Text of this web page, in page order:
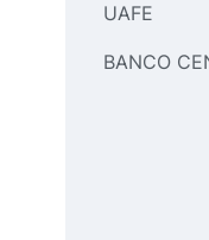
UAFE
BANCO